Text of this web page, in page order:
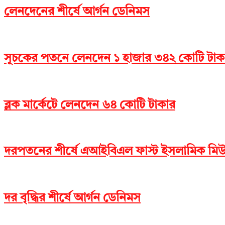
লেনদেনের শীর্ষে আর্গন ডেনিমস
সূচকের পতনে লেনদেন ১ হাজার ৩৪২ কোটি
ব্লক মার্কেটে লেনদেন ৬৪ কোটি টাকার
দরপতনের শীর্ষে এআইবিএল ফাস্ট ইসলামিক
দর বৃদ্ধির শীর্ষে আর্গন ডেনিমস